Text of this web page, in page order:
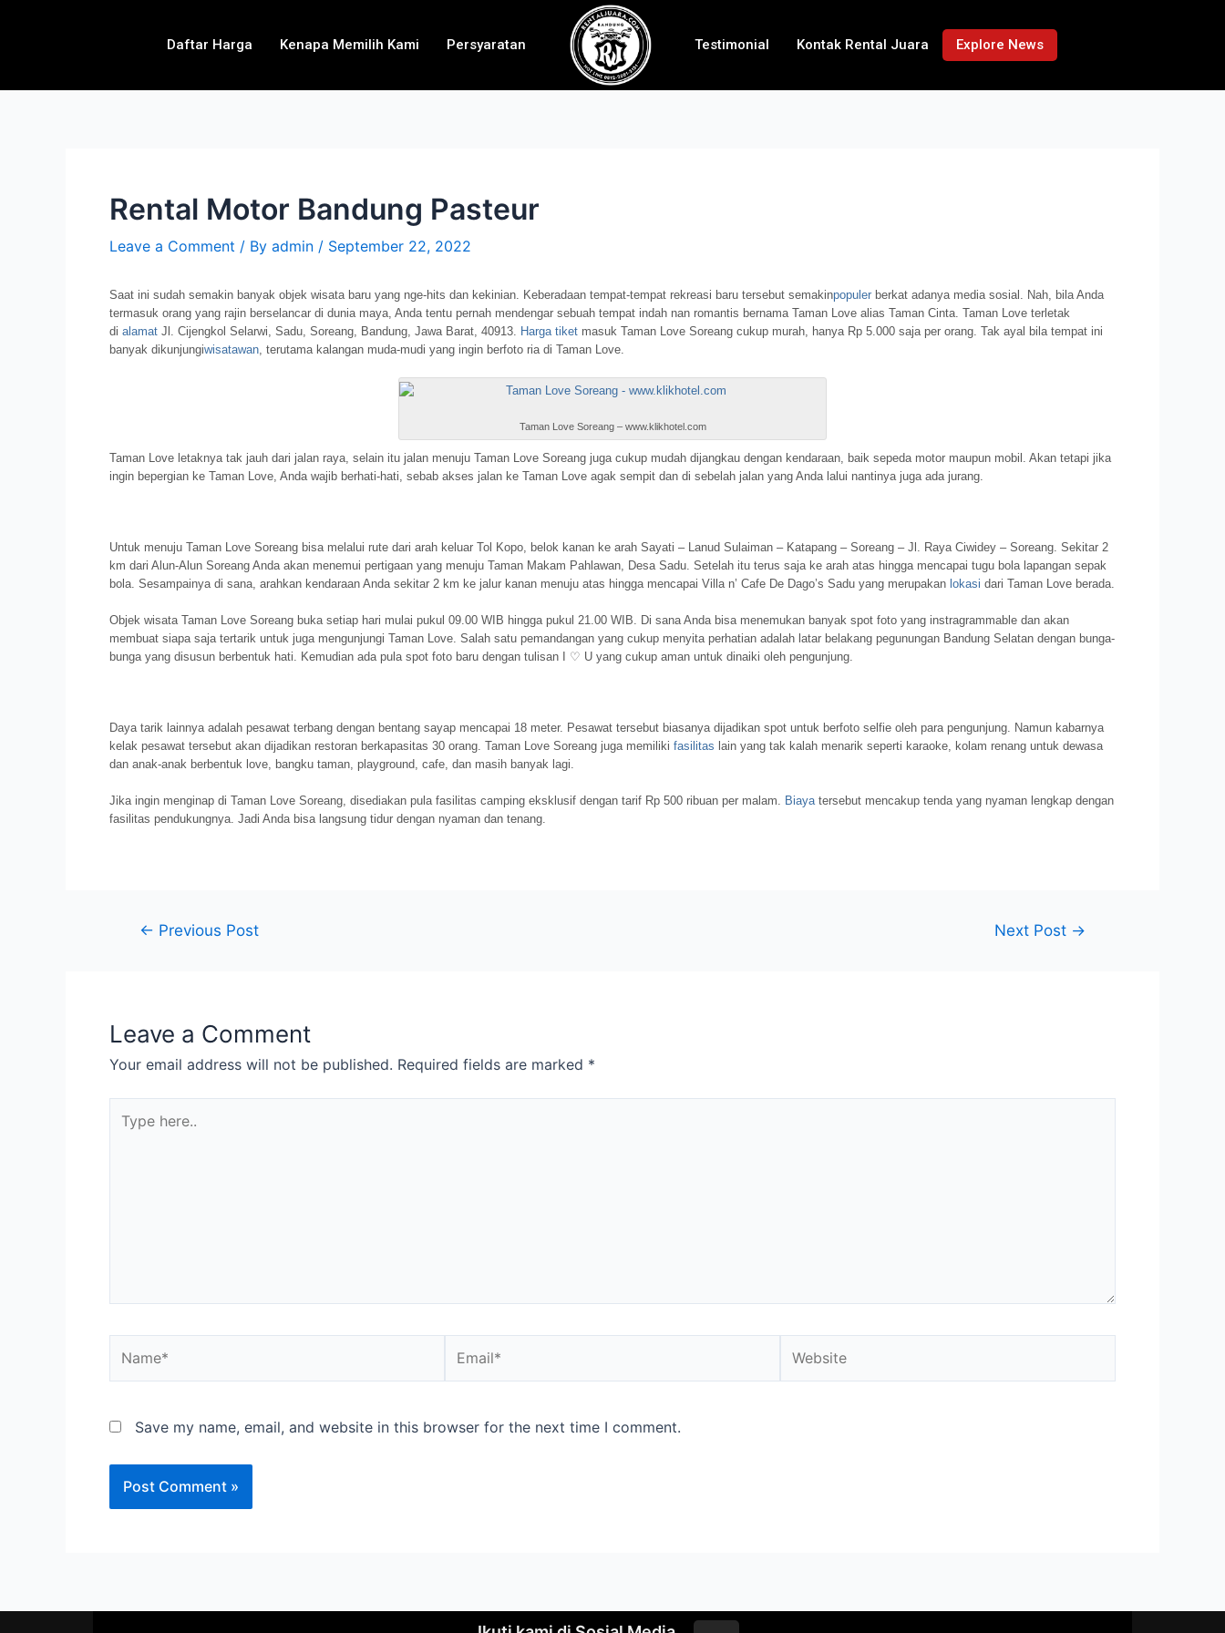
Daftar Harga Kenapa Memilih Kami Persyaratan Testimonial Kontak Rental Juara Explore News
Rental Motor Bandung Pasteur
Leave a Comment / By admin / September 22, 2022
Saat ini sudah semakin banyak objek wisata baru yang nge-hits dan kekinian. Keberadaan tempat-tempat rekreasi baru tersebut semakinpopuler berkat adanya media sosial. Nah, bila Anda
termasuk orang yang rajin berselancar di dunia maya, Anda tentu pernah mendengar sebuah tempat indah nan romantis bernama Taman Love alias Taman Cinta. Taman Love terletak
di alamat Jl. Cijengkol Selarwi, Sadu, Soreang, Bandung, Jawa Barat, 40913. Harga tiket masuk Taman Love Soreang cukup murah, hanya Rp 5.000 saja per orang. Tak ayal bila tempat ini
banyak dikunjungiwisatawan , terutama kalangan muda-mudi yang ingin berfoto ria di Taman Love.
Taman Love Soreang – www.klikhotel.com
Taman Love letaknya tak jauh dari jalan raya, selain itu jalan menuju Taman Love Soreang juga cukup mudah dijangkau dengan kendaraan, baik sepeda motor maupun mobil. Akan tetapi jika
ingin bepergian ke Taman Love, Anda wajib berhati-hati, sebab akses jalan ke Taman Love agak sempit dan di sebelah jalan yang Anda lalui nantinya juga ada jurang.
Untuk menuju Taman Love Soreang bisa melalui rute dari arah keluar Tol Kopo, belok kanan ke arah Sayati – Lanud Sulaiman – Katapang – Soreang – Jl. Raya Ciwidey – Soreang. Sekitar 2
km dari Alun-Alun Soreang Anda akan menemui pertigaan yang menuju Taman Makam Pahlawan, Desa Sadu. Setelah itu terus saja ke arah atas hingga mencapai tugu bola lapangan sepak
bola. Sesampainya di sana, arahkan kendaraan Anda sekitar 2 km ke jalur kanan menuju atas hingga mencapai Villa n’ Cafe De Dago’s Sadu yang merupakan lokasi dari Taman Love berada.
Objek wisata Taman Love Soreang buka setiap hari mulai pukul 09.00 WIB hingga pukul 21.00 WIB. Di sana Anda bisa menemukan banyak spot foto yang instragrammable dan akan
membuat siapa saja tertarik untuk juga mengunjungi Taman Love. Salah satu pemandangan yang cukup menyita perhatian adalah latar belakang pegunungan Bandung Selatan dengan bunga-
bunga yang disusun berbentuk hati. Kemudian ada pula spot foto baru dengan tulisan I ♡ U yang cukup aman untuk dinaiki oleh pengunjung.
Daya tarik lainnya adalah pesawat terbang dengan bentang sayap mencapai 18 meter. Pesawat tersebut biasanya dijadikan spot untuk berfoto selfie oleh para pengunjung. Namun kabarnya
kelak pesawat tersebut akan dijadikan restoran berkapasitas 30 orang. Taman Love Soreang juga memiliki fasilitas lain yang tak kalah menarik seperti karaoke, kolam renang untuk dewasa
dan anak-anak berbentuk love, bangku taman, playground, cafe, dan masih banyak lagi.
Jika ingin menginap di Taman Love Soreang, disediakan pula fasilitas camping eksklusif dengan tarif Rp 500 ribuan per malam. Biaya tersebut mencakup tenda yang nyaman lengkap dengan
fasilitas pendukungnya. Jadi Anda bisa langsung tidur dengan nyaman dan tenang.
← Previous Post Next Post →
Leave a Comment
Your email address will not be published. Required fields are marked *
Save my name, email, and website in this browser for the next time I comment.